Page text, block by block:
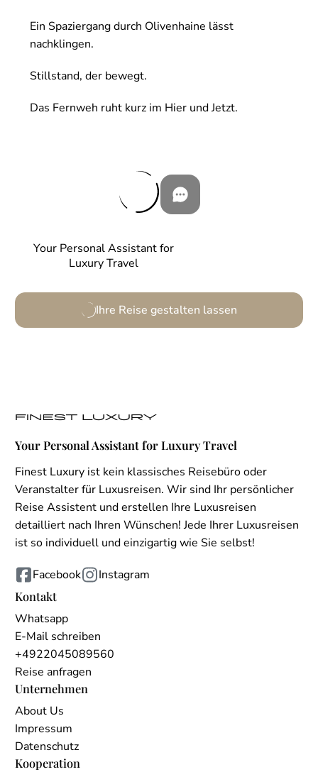
Your Personal Assistant for
Luxury Travel
Ihre Reise gestalten lassen
Ein Spaziergang durch Olivenhaine lässt
nachklingen.
Stillstand, der bewegt.
Das Fernweh ruht kurz im Hier und Jetzt.
Your Personal Assistant for Luxury Travel
Finest Luxury ist kein klassisches Reisebüro oder
Veranstalter für Luxusreisen. Wir sind Ihr persönlicher
Reise Assistent und erstellen Ihre Luxusreisen
detailliert nach Ihren Wünschen! Jede Ihrer Luxusreisen
ist so individuell und einzigartig wie Sie selbst!
Facebook
Instagram
Kontakt
Whatsapp
E-Mail schreiben
+4922045089560
Reise anfragen
Unternehmen
About Us
Impressum
Datenschutz
Kooperation